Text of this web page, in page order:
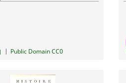
| Public Domain CC0